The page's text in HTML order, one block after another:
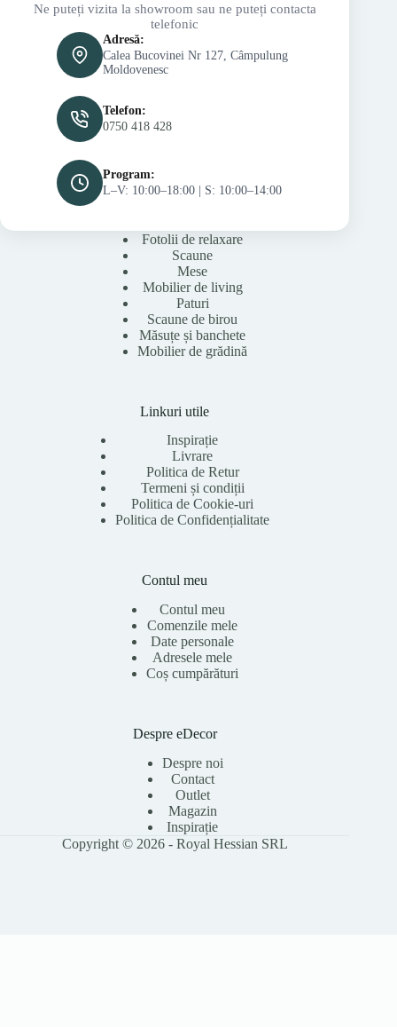
Ne puteți vizita la showroom sau ne puteți contacta
telefonic
Adresă:
Calea Bucovinei Nr 127, Câmpulung
Moldovenesc
Telefon:
0750 418 428
Program:
L–V: 10:00–18:00 | S: 10:00–14:00
Fotolii de relaxare
Scaune
Mese
Mobilier de living
Paturi
Scaune de birou
Măsuțe și banchete
Mobilier de grădină
Linkuri utile
Inspirație
Livrare
Politica de Retur
Termeni și condiții
Politica de Cookie-uri
Politica de Confidențialitate
Contul meu
Contul meu
Comenzile mele
Date personale
Adresele mele
Coș cumpărături
Despre eDecor
Despre noi
Contact
Outlet
Magazin
Inspirație
Copyright © 2026 - Royal Hessian SRL